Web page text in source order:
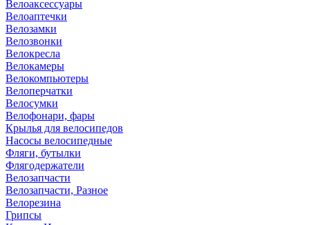
Велоаксессуары
Велоаптечки
Велозамки
Велозвонки
Велокресла
Велокамеры
Велокомпьютеры
Велоперчатки
Велосумки
Велофонари, фары
Крылья для велосипедов
Насосы велосипедные
Фляги, бутылки
Флягодержатели
Велозапчасти
Велозапчасти, Разное
Велорезина
Грипсы